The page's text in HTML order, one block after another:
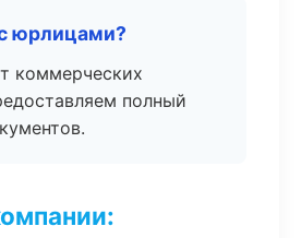
юрлицами?
коммерческих
полный